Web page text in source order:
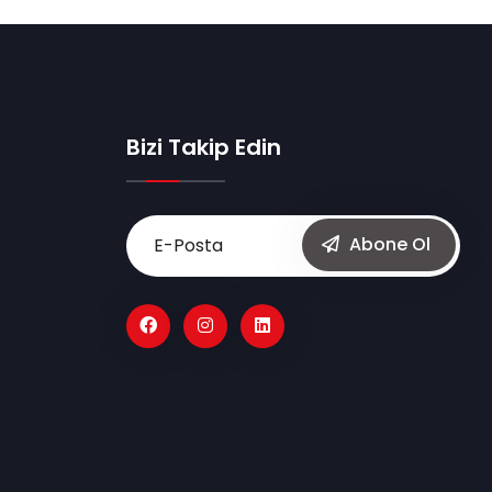
Bizi Takip Edin
Abone Ol